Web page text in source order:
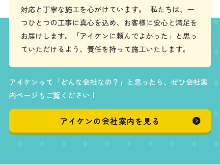
対応と丁寧な施工を心がけています。 私たちは、一
つひとつの工事に真心を込め、お客様に安心と満足を
お届けします。「アイケンに頼んでよかった」と思っ
ていただけるよう、責任を持って施工いたします。
アイケンって「どんな会社なの？」と思ったら、ぜひ会社案
内ページもご覧ください！
アイケンの会社案内を見る